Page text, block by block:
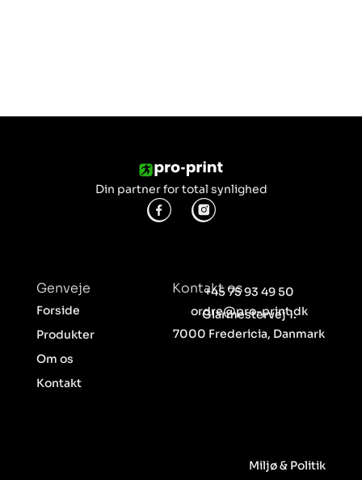
Din partner for total synlighed
Genveje
Forside
Produkter
Om os
Kontakt
Kontakt os
+45 75 93 49 50
ordre@pro-print.dk
Glarmestervej 1.
7000 Fredericia, Danmark
Miljø & Politik